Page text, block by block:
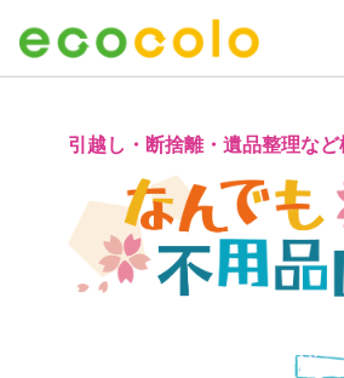
引越し・断捨離・遺品整理な